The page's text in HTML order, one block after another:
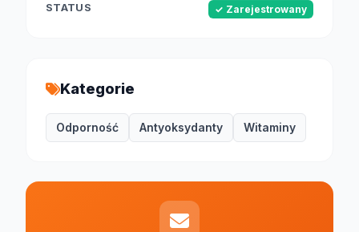
STATUS ✓ Zarejestrowany
Kategorie
Odporność Antyoksydanty Witaminy